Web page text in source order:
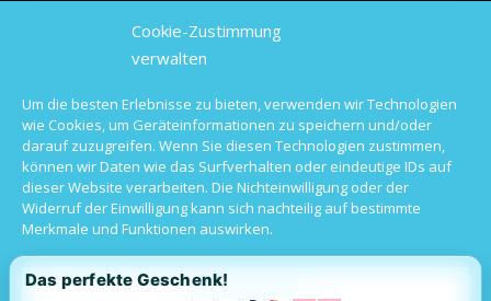
Cookie-Zustimmung
verwalten
Um die besten Erlebnisse zu bieten, verwenden wir Technologien
wie Cookies, um Geräteinformationen zu speichern und/oder
darauf zuzugreifen. Wenn Sie diesen Technologien zustimmen,
können wir Daten wie das Surfverhalten oder eindeutige IDs auf
dieser Website verarbeiten. Die Nichteinwilligung oder der
Widerruf der Einwilligung kann sich nachteilig auf bestimmte
Merkmale und Funktionen auswirken.
Alle akzeptieren
Top Kategorien
Sportwagen mieten
Luxusauto mieten
Hochzeitsauto mieten
Oldtimer mieten
Das perfekte Geschenk!